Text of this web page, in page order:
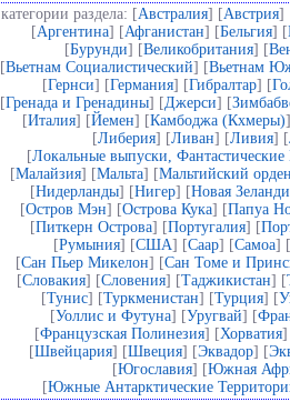
категории раздела: [Австралия] [Австрия]
[Аргентина] [Афганистан] [Бельгия] [
[Бурунди] [Великобритания] [
[Вьетнам Социалистический] [Вьетнам
[Гернси] [Германия] [Гибралтар] [
[Гренада и Гренадины] [Джерси] [
[Италия] [Йемен] [Камбоджа (Кхмеры)
[Либерия] [Ливан] [Ливия] [
[Локальные выпуски,
[Малайзия] [Мальта] [Мальтийский
[Нидерланды] [Нигер] [Новая
[Остров Мэн] [Острова Кука] [Папуа
[Питкерн Острова] [Португалия] [
[Румыния] [США] [Саар] [Самоа] [
[Сан Пьер Микелон] [Сан Томе и
[Словакия] [Словения] [Таджикистан] [
[Тунис] [Туркменистан] [Турция] [
[Уоллис и Футуна] [Уругвай] [
[Французская Полинезия] [Хорватия]
[Швейцария] [Швеция] [Эквадор] [
[Югославия] [Южная
[Южные Антарктические